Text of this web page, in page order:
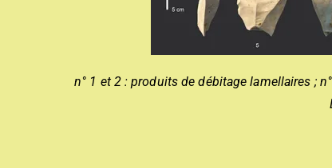
n° 1 et 2 : produits de débitage lamellaires ;